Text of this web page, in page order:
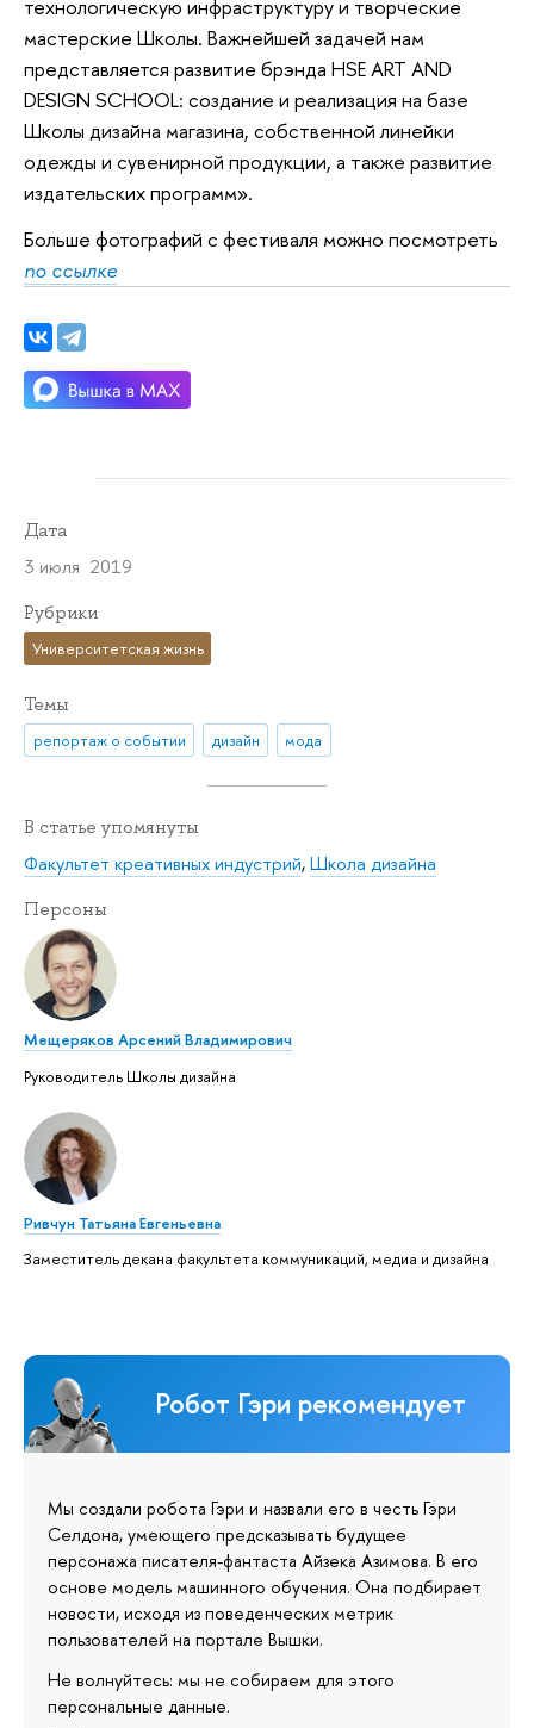
технологическую инфраструктуру и творческие
мастерские Школы. Важнейшей задачей нам
представляется развитие брэнда HSE ART AND
DESIGN SCHOOL: создание и реализация на базе
Школы дизайна магазина, собственной линейки
одежды и сувенирной продукции, а также развитие
издательских программ».
Больше фотографий с фестиваля можно посмотреть
по ссылке
Дата
3 июля 2019
Рубрики
Университетская жизнь
Темы
репортаж о событии дизайн мода
В статье упомянуты
Факультет креативных индустрий,Школа дизайна
Персоны
Мещеряков Арсений Владимирович
Руководитель Школы дизайна
Ривчун Татьяна Евгеньевна
Заместитель декана факультета коммуникаций, медиа и дизайна
Робот Гэри рекомендует
Мы создали робота Гэри и назвали его в честь Гэри
Селдона, умеющего предсказывать будущее
персонажа писателя-фантаста Айзека Азимова. В его
основе модель машинного обучения. Она подбирает
новости, исходя из поведенческих метрик
пользователей на портале Вышки.
Не волнуйтесь: мы не собираем для этого
персональные данные.